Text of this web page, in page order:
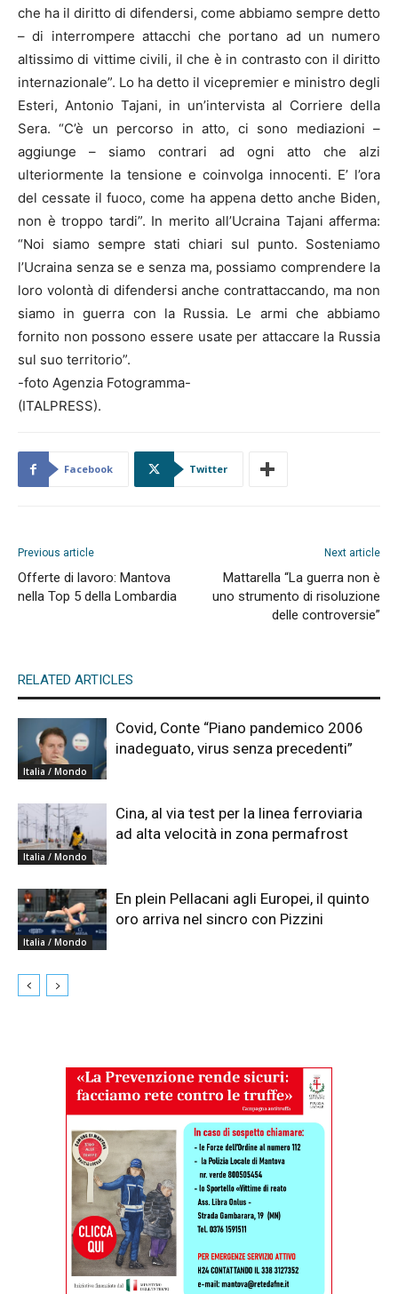
che ha il diritto di difendersi, come abbiamo sempre detto
– di interrompere attacchi che portano ad un numero
altissimo di vittime civili, il che è in contrasto con il diritto
internazionale”. Lo ha detto il vicepremier e ministro degli
Esteri, Antonio Tajani, in un’intervista al Corriere della
Sera. “C’è un percorso in atto, ci sono mediazioni –
aggiunge – siamo contrari ad ogni atto che alzi
ulteriormente la tensione e coinvolga innocenti. E’ l’ora
del cessate il fuoco, come ha appena detto anche Biden,
non è troppo tardi”. In merito all’Ucraina Tajani afferma:
“Noi siamo sempre stati chiari sul punto. Sosteniamo
l’Ucraina senza se e senza ma, possiamo comprendere la
loro volontà di difendersi anche contrattaccando, ma non
siamo in guerra con la Russia. Le armi che abbiamo
fornito non possono essere usate per attaccare la Russia
sul suo territorio”.
-foto Agenzia Fotogramma-
(ITALPRESS).
Facebook Twitter
Previous article
Offerte di lavoro: Mantova
nella Top 5 della Lombardia
Next article
Mattarella “La guerra non è
uno strumento di risoluzione
delle controversie”
RELATED ARTICLES
Italia / Mondo
Covid, Conte “Piano pandemico 2006
inadeguato, virus senza precedenti”
Italia / Mondo
Cina, al via test per la linea ferroviaria
ad alta velocità in zona permafrost
Italia / Mondo
En plein Pellacani agli Europei, il quinto
oro arriva nel sincro con Pizzini